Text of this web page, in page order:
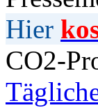
Hier
CO2-